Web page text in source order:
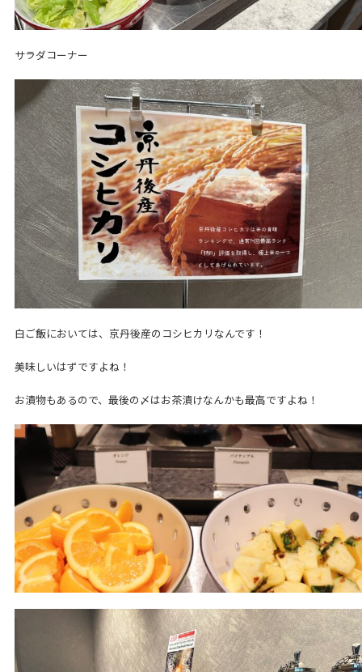
サラダコーナー
白ご飯においては、京丹後産のコシヒカリなんです！
美味しいはずですよね！
お漬物もあるので、最後の〆はお茶漬けなんかも最高ですよね！